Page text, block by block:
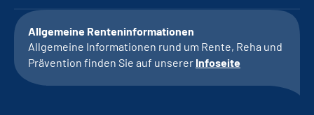
Allgemeine Renteninformationen
Allgemeine Informationen rund um Rente, Reha und
Prävention finden Sie auf unserer Infoseite